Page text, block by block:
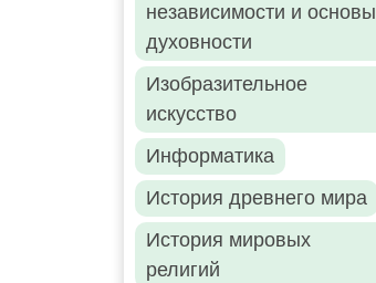
независимости и основы
духовности
Изобразительное
искусство
Информатика
История древнего мира
История мировых
религий